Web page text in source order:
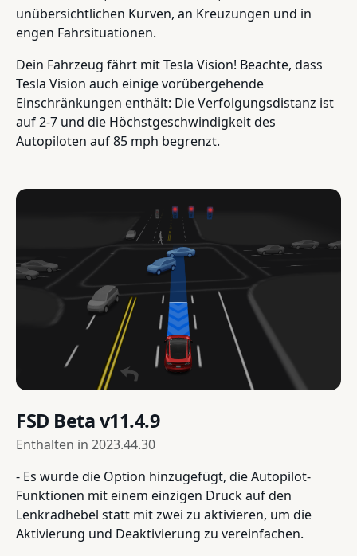
unübersichtlichen Kurven, an Kreuzungen und in
engen Fahrsituationen.
Dein Fahrzeug fährt mit Tesla Vision! Beachte, dass
Tesla Vision auch einige vorübergehende
Einschränkungen enthält: Die Verfolgungsdistanz ist
auf 2-7 und die Höchstgeschwindigkeit des
Autopiloten auf 85 mph begrenzt.
FSD Beta v11.4.9
Enthalten in 2023.44.30
- Es wurde die Option hinzugefügt, die Autopilot-
Funktionen mit einem einzigen Druck auf den
Lenkradhebel statt mit zwei zu aktivieren, um die
Aktivierung und Deaktivierung zu vereinfachen.